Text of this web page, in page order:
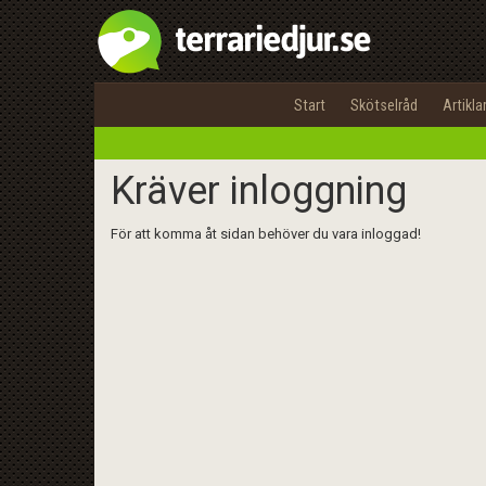
Start Skötselråd Artiklar
Kräver inloggning
För att komma åt sidan behöver du vara inloggad!